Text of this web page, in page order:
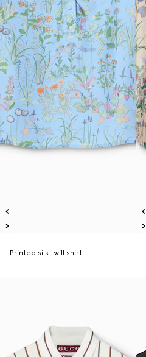
Printed silk twill shirt